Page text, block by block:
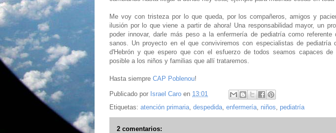
Me voy con tristeza por lo que queda, por los compañeros, amigos y
ilusión por lo que viene a partir de ahora! Una responsabilidad mayor, un
poder innovar, darle más peso a la enfermería de pediatría como
sanos. Un proyecto en el que conviviremos con especialistas de pediatría
d'Hebrón y que espero que con el esfuerzo de todos seamos capaces
posible a los niños y familias que allí trataremos.
Hasta siempre CAP Poblenou!
Publicado por Israel Caro en 13:01
Etiquetas: atención primaria, despedida, enfermería, niños, pediatría
2 comentarios: